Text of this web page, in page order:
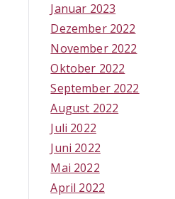
Januar 2023
Dezember 2022
November 2022
Oktober 2022
September 2022
August 2022
Juli 2022
Juni 2022
Mai 2022
April 2022